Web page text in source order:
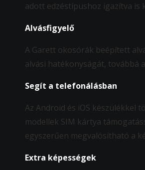
adott edzéstípushoz igazítva is
Alvásfigyelő
A Garett okosórák beépített
alvási hatékonyságát, továbbá
Segít a telefonálásban
Az Android és iOS készülékkel
modellek SIM kártya
egyszerűen megvalósítható a
Extra képességek